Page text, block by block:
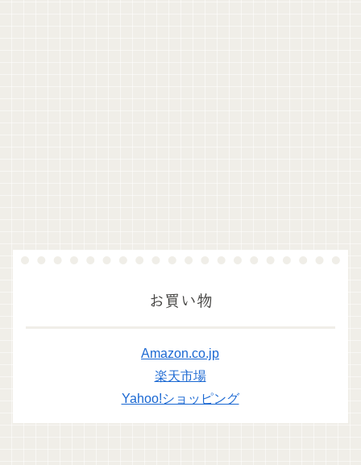
お買い物
Amazon.co.jp
楽天市場
Yahoo!ショッピング